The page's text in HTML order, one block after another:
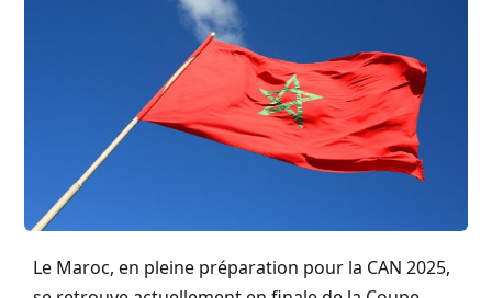
Le Maroc, en pleine préparation pour la CAN 2025,